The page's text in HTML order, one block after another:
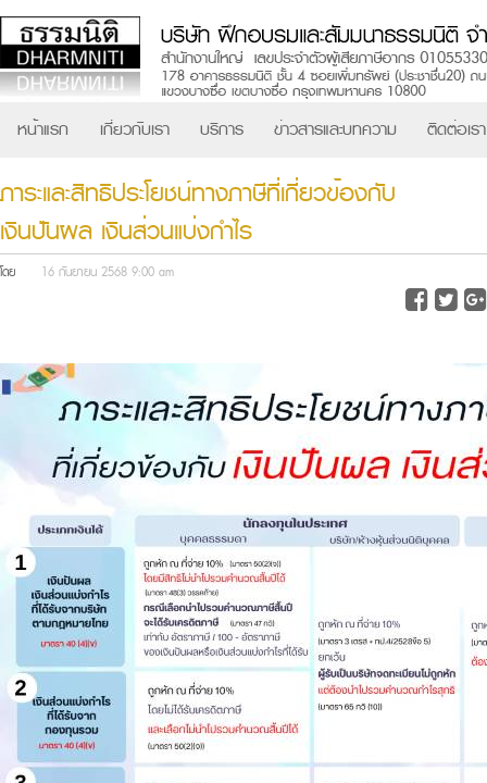
หน้าแรก เกี่ยวกับเรา บริการ ข่าวสารและบทความ ติดต่อเรา
ภาระและสิทธิประโยชน์ทางภาษีที่เกี่ยวข้องกับ
เงินปันผล เงินส่วนแบ่งกำไร
โดย 16 กันยายน 2568 9:00 am